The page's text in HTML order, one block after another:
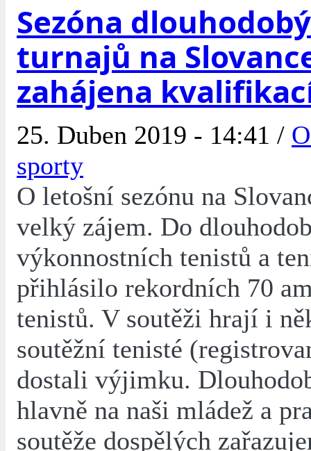
Sezóna
turnajů na
zahájena
25. Duben 2019 - 14:41 /
sporty
O letošní sezónu na
velký zájem. Do
výkonnostních tenistů a
přihlásilo rekordních 70
tenistů. V soutěži hrají i
soutěžní tenisté
dostali výjimku.
hlavně na naši mládež a
soutěže dospělých